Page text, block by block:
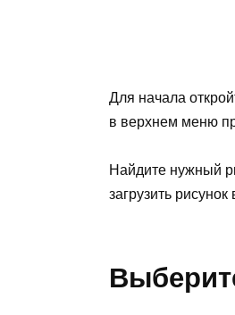
Для начала
в верхнем меню
Найдите нужный
загрузить